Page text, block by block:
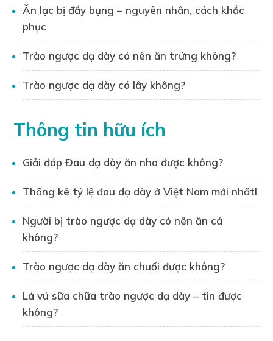
kiến thức chuyên sâu về nguyên nhân, triệu
chứng, cách điều trị và phòng ngừa bệnh lý
này.
website Hantacid.vn đều được kiểm duyệt
kỹ lưỡng, đảm bảo tính chính xác, khoa học
Nhờ kiến thức chuyên môn và uy tín của
nghìn người hiểu rõ hơn về trào ngược dạ
và phòng ngừa hiệu quả.
Liên hệ tư vấn:
Bạn đọc có thể liên hệ trực tiếp với Dược sĩ
Nguyễn Xuân Long qua
Zalo
0395130769
để được tư vấn cụ thể về vấn đề trào ngược
dạ dày.
Ăn lạc bị đầy bụng – nguyên nhân, cách khắc
phục
Trào ngược dạ dày có nên ăn trứng không?
Trào ngược dạ dày có lây không?
Thông tin hữu ích
Giải đáp Đau dạ dày ăn nho được không?
Thống kê tỷ lệ đau dạ dày ở Việt Nam mới nhất!
Người bị trào ngược dạ dày có nên ăn cá
không?
Trào ngược dạ dày ăn chuối được không?
Lá vú sữa chữa trào ngược dạ dày – tin được
không?